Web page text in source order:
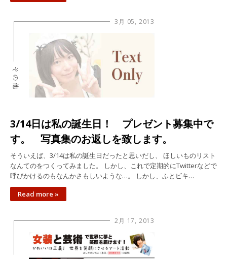
3月 05, 2013
その他
3/14日は私の誕生日！ プレゼント募集中で
す。 写真集のお返しを致します。
そういえば、3/14は私の誕生日だったと思いだし、 ほしいものリスト
なんてのをつくってみました。 しかし、これで定期的にTwitterなどで
呼びかけるのもなんかさもしいような…。 しかし、ふとビキ…
Read more »
2月 17, 2013